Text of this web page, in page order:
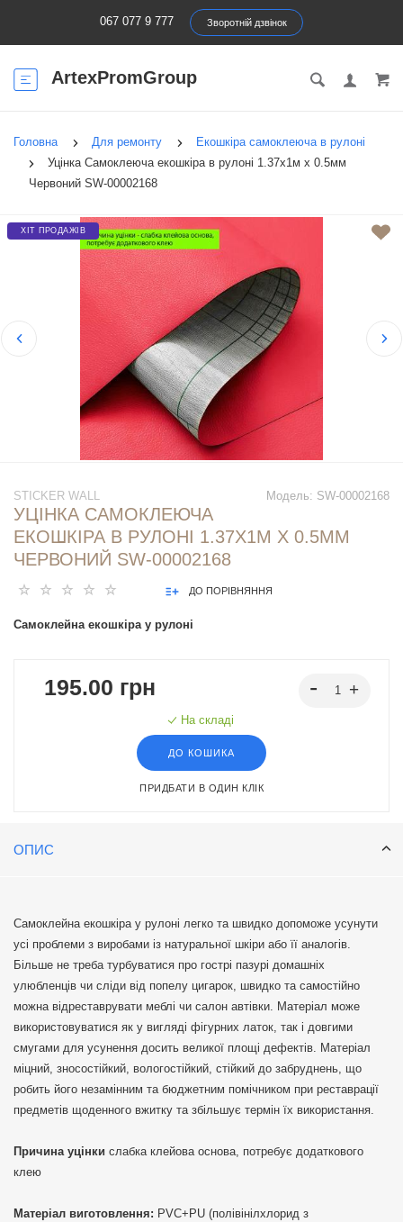
067 077 9 777 Зворотній дзвінок
ArtexPromGroup
Головна Для ремонту
Екошкіра самоклеюча в рулоні
Уцінка Самоклеюча екошкіра в рулоні 1.37х1м х 0.5мм
Червоний SW-00002168
ХІТ ПРОДАЖІВ
Модель: SW-00002168
STICKER WALL
УЦІНКА САМОКЛЕЮЧА
ЕКОШКІРА В РУЛОНІ 1.37Х1М Х 0.5ММ
ЧЕРВОНИЙ SW-00002168
ДО ПОРІВНЯННЯ
Самоклейна екошкіра у рулоні
195.00 грн
На складі
ДО КОШИКА
ПРИДБАТИ В ОДИН КЛІК
ОПИС
Самоклейна екошкіра у рулоні легко та швидко допоможе усунути
усі проблеми з виробами із натуральної шкіри або її аналогів.
Більше не треба турбуватися про гострі пазурі домашніх
улюбленців чи сліди від попелу цигарок, швидко та самостійно
можна відреставрувати меблі чи салон автівки. Матеріал може
використовуватися як у вигляді фігурних латок, так і довгими
смугами для усунення досить великої площі дефектів. Матеріал
міцний, зносостійкий, вологостійкий, стійкий до забруднень, що
робить його незамінним та бюджетним помічником при реставрації
предметів щоденного вжитку та збільшує термін їх використання.
Причина уцінки слабка клейова основа, потребує додаткового
клею
Матеріал виготовлення: PVC+PU (полівінілхлорид з